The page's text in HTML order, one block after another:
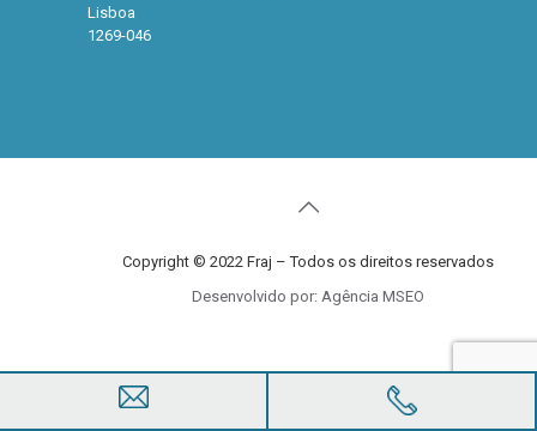
Lisboa
1269-046
Copyright © 2022 Fraj – Todos os direitos reservados
Desenvolvido por: Agência MSEO